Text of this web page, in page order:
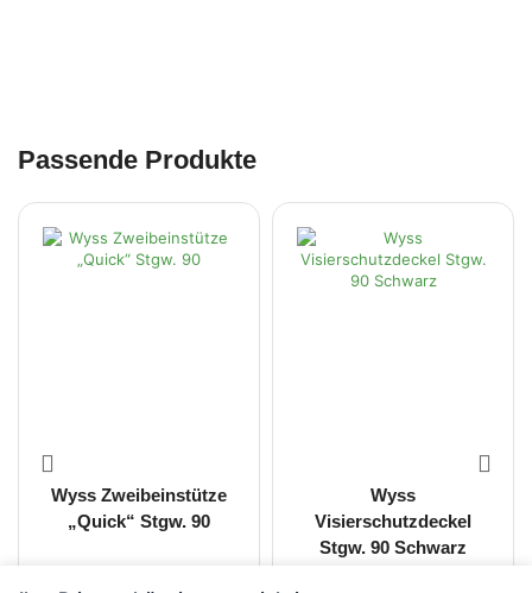
Passende Produkte
Wyss Zweibeinstütze
„Quick“ Stgw. 90
Wyss
Visierschutzdeckel
Stgw. 90 Schwarz